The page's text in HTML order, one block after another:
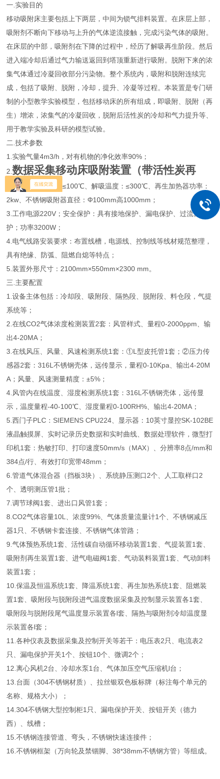
一.实验目的
移动吸附床主要包括上下两层，中间为锁气排料装置。在床层上部，
吸附剂不断向下移动与上升的气体逆流接触，完成污染气体的吸附。
在床层的中部，吸附剂在下降的过程中，经历了解吸再生阶段。然后
进入端冷却后通过气力输送返回到塔顶重新进行吸附。脱附下来的浓
集气体通过冷凝回收部分污染物。整个系统内，吸附和脱附连续完
成，包括了吸附、脱附，冷却，提升、冷凝等过程。本装置是专门研
制的小型教学实验模型，包括移动床的所有组成，即吸附、脱附（再
生）增浓，浓集气的冷凝回收，脱附后活性炭的冷却和气力提升等、
用于教学实验及科研的模型试验。
二.技术参数
1.实验气量4m3/h，对有机物的净化效率90%；
2.数据采集移动床吸附装置（带活性炭再
生）
吸附温度：≤100℃、解吸温度：≤300℃、再生加热器功率：
2kw、不锈钢吸附器直径：Φ100mm高1000mm；
3.工作电源220V；安全保护：具有接地保护、漏电保护、过流保
护；功率3200W；
4.电气线路安装要求：布置线槽，电源线、控制线等线材规范整理，
具有绝缘、防弧、阻燃自熄等特点；
5.装置外形尺寸：2100mm×550mm×2300 mm。
三.主要配置
1.设备主体包括：冷却段、吸附段、隔热段、脱附段、料仓段，气提
系统等；
2.在线CO2气体浓度检测装置2套：风管样式、量程0-2000ppm、输
出4-20MA；
3.在线风压、风量、风速检测系统1套：①L型皮托管1套；②压力传
感器2套：316L不锈钢壳体，远传显示，量程0-10Kpa、输出4-20M
A；风量、风速测量精度：±5%；
4.风管内在线温度、湿度检测系统1套：316L不锈钢壳体，远传显
示，温度量程-40-100℃、湿度量程0-100RH%、输出4-20MA；
5.西门子PLC：SIEMENS CPU224、显示器：10英寸显控SK-102BE
液晶触摸屏、实时记录历史数据和实时曲线、数据处理软件，微型打
印机1套：热敏打印、打印速度50mm/s（MAX）、分辨率8点/mm和
384点/行、有效打印宽带48mm；
6.管道气体混合器（挡板3块）、系统静压测口2个、人工取样口2
个、透明测压管1批；
7.调节球阀1套、进出口风管1套；
8.CO2气体容量10L、浓度99%、气体质量流量计1个、不锈钢减压
器1只、不锈钢卡套连接、不锈钢气体管路；
9.气体预热系统1套、活性碳自动循环移动装置1套、气提装置1套、
吸附剂再生装置1套、进气电磁阀1套、气动装料装置1套、气动卸料
装置1套；
10.保温及恒温系统1套、降温系统1套、再生加热系统1套、阻燃装
置1套、吸附段与脱附段进气温度数据采集及控制显示装置各1套、
吸附段与脱附段尾气温度显示装置各l套、隔热与吸附剂冷却温度显
示装置各l套；
11.各种仪表及数据采集及控制开关等若干：电压表2只、电流表2
只、漏电保护开关1个、按钮10个、微调2个；
12.离心风机2台、冷却水泵1台、气体加压空气压缩机l台；
13.台面（304不锈钢材质）、拉丝银双色板标牌（标注每个单元的
名称、规格大小）；
14.304不锈钢大型控制柜1只、漏电保护开关、按钮开关（德力
西）、线槽；
15.不锈钢连接管道、弯头，不锈钢快速连接件；
16.不锈钢框架（万向轮及禁锢脚、38*38mm不锈钢方管）等组成。